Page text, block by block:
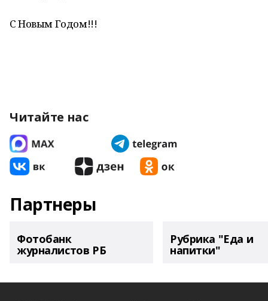
С Новым Годом!!!
Читайте нас
Партнеры
Фотобанк
журналистов РБ
Рубрика "Еда и
напитки"